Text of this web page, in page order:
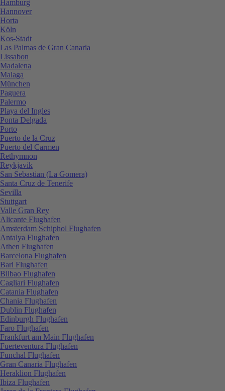
Hamburg
Hannover
Horta
Köln
Kos-Stadt
Las Palmas de Gran Canaria
Lissabon
Madalena
Malaga
München
Paguera
Palermo
Playa del Ingles
Ponta Delgada
Porto
Puerto de la Cruz
Puerto del Carmen
Rethymnon
Reykjavik
San Sebastian (La Gomera)
Santa Cruz de Tenerife
Sevilla
Stuttgart
Valle Gran Rey
Alicante Flughafen
Amsterdam Schiphol Flughafen
Antalya Flughafen
Athen Flughafen
Barcelona Flughafen
Bari Flughafen
Bilbao Flughafen
Cagliari Flughafen
Catania Flughafen
Chania Flughafen
Dublin Flughafen
Edinburgh Flughafen
Faro Flughafen
Frankfurt am Main Flughafen
Fuerteventura Flughafen
Funchal Flughafen
Gran Canaria Flughafen
Heraklion Flughafen
Ibiza Flughafen